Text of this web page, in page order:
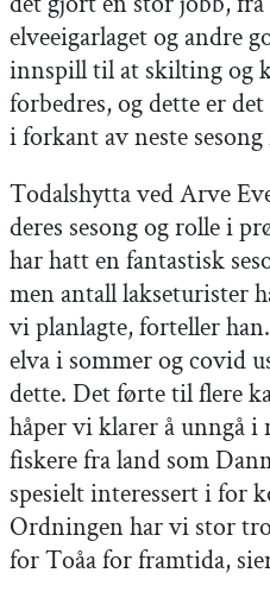
elveeigarlaget og andre
innspill til at skilting og
forbedres, og dette er
i forkant av neste
Todalshytta ved Arve
deres sesong og rolle i
har hatt en fantastisk
men antall lakseturister
vi planlagte, forteller
elva i sommer og covid
dette. Det førte til flere
håper vi klarer å unngå i
fiskere fra land som
spesielt interessert i for
Ordningen har vi stor
for Toåa for framtida,